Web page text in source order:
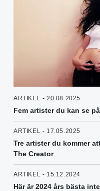
ARTIKEL - 20.08.2025
Fem artister du kan se
ARTIKEL - 17.05.2025
Tre artister du kommer
The Creator
ARTIKEL - 15.12.2024
Här är 2024 års bästa